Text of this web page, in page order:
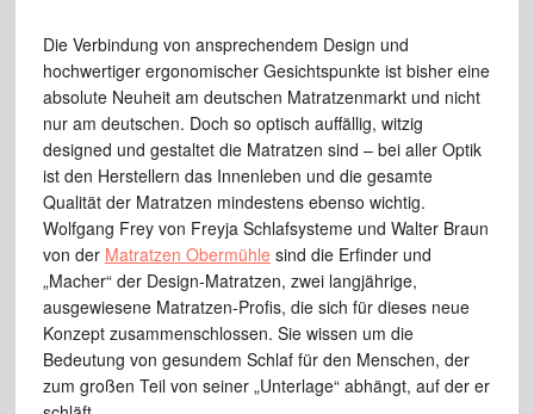
Die Verbindung von ansprechendem Design und
hochwertiger ergonomischer Gesichtspunkte ist bisher eine
absolute Neuheit am deutschen Matratzenmarkt und nicht
nur am deutschen. Doch so optisch auffällig, witzig
designed und gestaltet die Matratzen sind – bei aller Optik
ist den Herstellern das Innenleben und die gesamte
Qualität der Matratzen mindestens ebenso wichtig.
Wolfgang Frey von Freyja Schlafsysteme und Walter Braun
von der Matratzen Obermühle sind die Erfinder und
„Macher“ der Design-Matratzen, zwei langjährige,
ausgewiesene Matratzen-Profis, die sich für dieses neue
Konzept zusammenschlossen. Sie wissen um die
Bedeutung von gesundem Schlaf für den Menschen, der
zum großen Teil von seiner „Unterlage“ abhängt, auf der er